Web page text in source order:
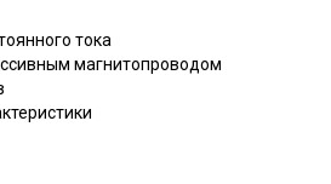
тока
магнитопроводом